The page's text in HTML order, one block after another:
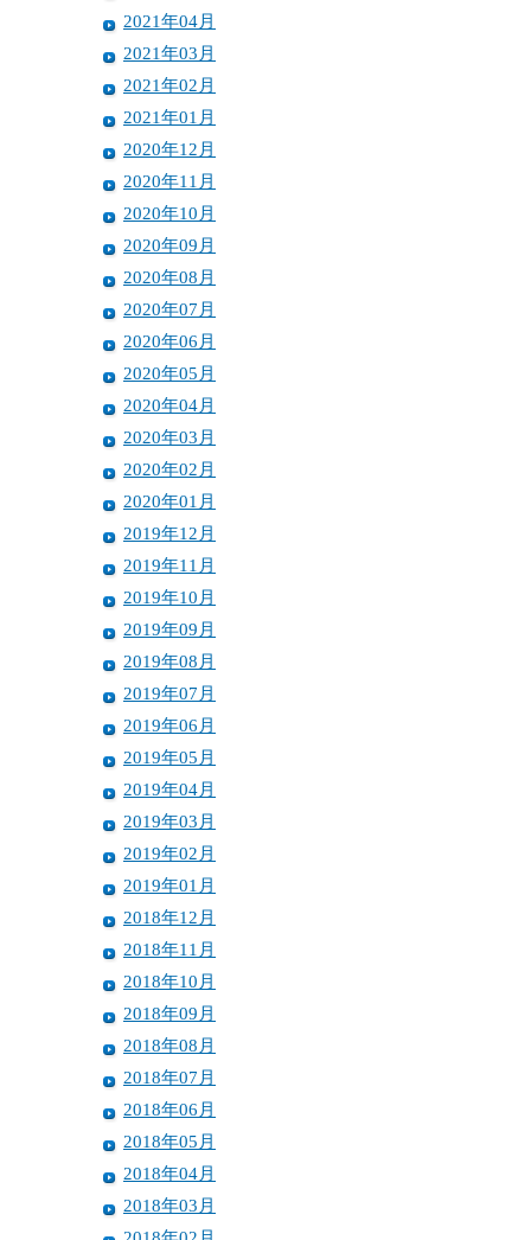
2021年04月
2021年03月
2021年02月
2021年01月
2020年12月
2020年11月
2020年10月
2020年09月
2020年08月
2020年07月
2020年06月
2020年05月
2020年04月
2020年03月
2020年02月
2020年01月
2019年12月
2019年11月
2019年10月
2019年09月
2019年08月
2019年07月
2019年06月
2019年05月
2019年04月
2019年03月
2019年02月
2019年01月
2018年12月
2018年11月
2018年10月
2018年09月
2018年08月
2018年07月
2018年06月
2018年05月
2018年04月
2018年03月